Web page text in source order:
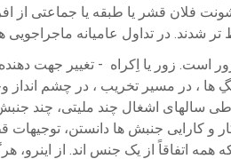
قشر یا طبقه یا جماعتی از
در تداول عامیانه ماجراجویی
زور یا اِکراه - تغییر جهت
ها ، در مسیر تخریب ، در چشم
اشغال چند ملیتی، چند
کار و کارایی جنبش ها دانستن،
اتفاقاً از یک جنس اند. از